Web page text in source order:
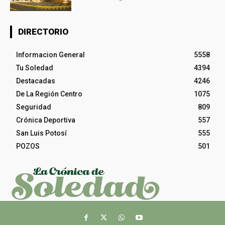
DIRECTORIO
Informacion General
5558
Tu Soledad
4394
Destacadas
4246
De La Región Centro
1075
Seguridad
809
Crónica Deportiva
557
San Luis Potosí
555
POZOS
501